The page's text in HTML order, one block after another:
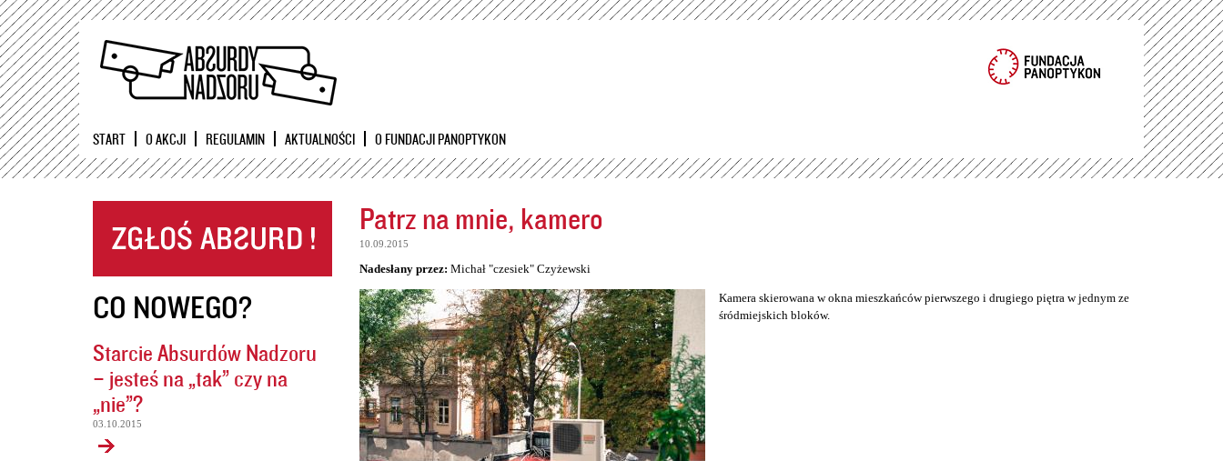
Przejdź
START O AKCJI REGULAMIN AKTUALNOŚCI O FUNDACJI PANOPTYKON
CO NOWEGO?
Starcie Absurdów Nadzoru
– jesteś na „tak” czy na
„nie”?
03.10.2015
Patrz na mnie, kamero
10.09.2015
Nadesłany przez: Michał "czesiek" Czyżewski
Kamera skierowana w okna mieszkańców pierwszego i drugiego piętra w jednym ze
śródmiejskich bloków.